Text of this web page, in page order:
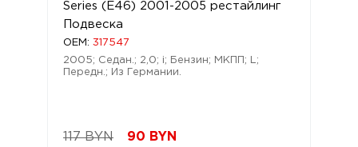
Series (E46) 2001-2005 рестайлинг
Подвеска
OEM: 317547
2005; Седан.; 2,0; i; Бензин; МКПП; L;
Передн.; Из Германии.
117 BYN 90 BYN